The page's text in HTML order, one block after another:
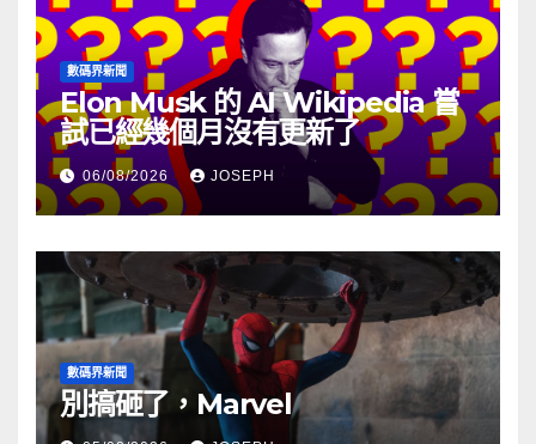
數碼界新聞
Elon Musk 的 AI Wikipedia 嘗
試已經幾個月沒有更新了
06/08/2026 JOSEPH
數碼界新聞
別搞砸了，Marvel